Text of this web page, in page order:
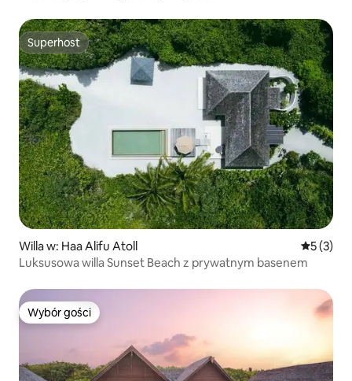
Superhost
Superhost
Willa w: Haa Alifu Atoll Średnia
5 (3)
Luksusowa willa Sunset Beach z prywatnym basenem
Wybór gości
Wybór gości